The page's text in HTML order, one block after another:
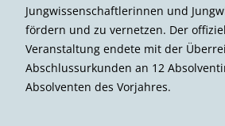
Jungwissenschaftlerinnen und
fördern und zu vernetzen. Der
Veranstaltung endete mit der
Abschlussurkunden an 12
Absolventen des Vorjahres.